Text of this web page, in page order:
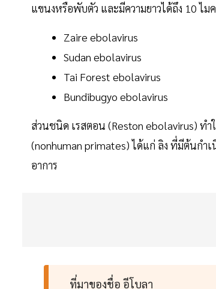
แขนงหรือพับตัว และมีความยาวได้ถึง 10 ไ
Zaire ebolavirus
Sudan ebolavirus
Tai Forest ebolavirus
Bundibugyo ebolavirus
ส่วนชนิด เรสตอน (Reston ebolavirus) ท
(nonhuman primates) ได้แก่ ลิง ที่มีต้นก
อาการ
ที่มาของชื่อ อีโบลา